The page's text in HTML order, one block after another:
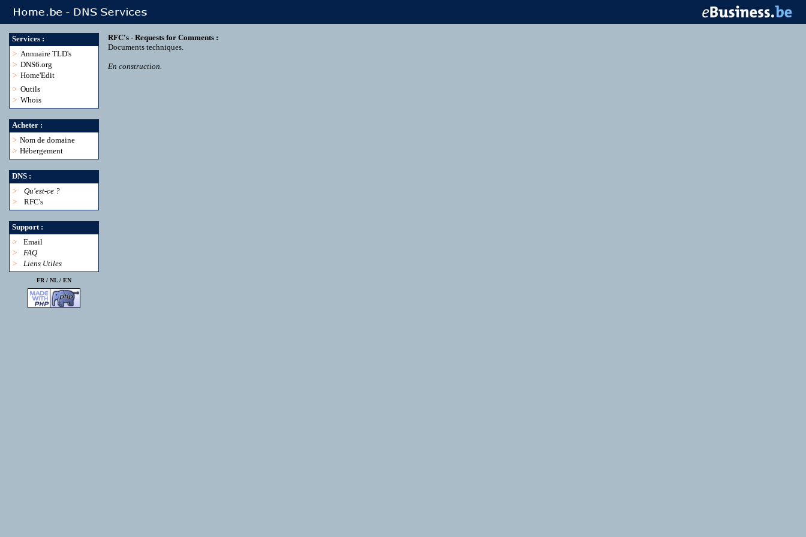
Services :
> Annuaire TLD's
> DNS6.org
> Home'Edit
> Outils
> Whois
Acheter :
> Nom de domaine
> Hébergement
DNS :
>
Qu'est-ce ?
>
RFC's
Support :
>
Email
>
FAQ
>
Liens Utiles
FR / NL/ EN
RFC's - Requests for Comments :
Documents techniques.
En construction.